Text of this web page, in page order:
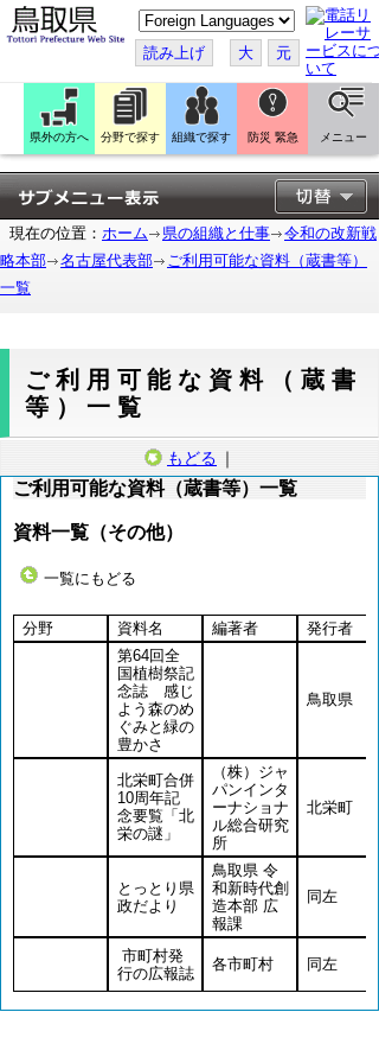
こ
の
ペ
ー
ジ
翻
訳
す
る
読み上げ 大 元
県外の方へ 分野で探す 組織で探す 防災 緊急 メニュー
現在の位置： ホーム 県の組織と仕事
令和の改新戦
略本部
名古屋代表部
ご利用可能な資料（蔵書等）
一覧
ご利用可能な資料（蔵書
等）一覧
もどる ｜
ご利用可能な資料（蔵書等）一覧
資料一覧（その他）
一覧にもどる
分野 資料名 編著者
発行者
第64回全
国植樹祭記
念誌 感じ
よう森のめ
ぐみと緑の
豊かさ
鳥取県
北栄町合併
10周年記
念要覧「北
栄の謎」
（株）ジャ
パンインタ
ーナショナ
ル総合研究
所
北栄町
とっとり県
政だより
鳥取県 令
和新時代創
造本部 広
報課
同左
市町村発
行の広報誌
各市町村 同左